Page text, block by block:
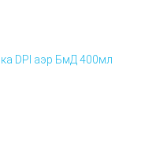
DPI аэр БмД 400мл